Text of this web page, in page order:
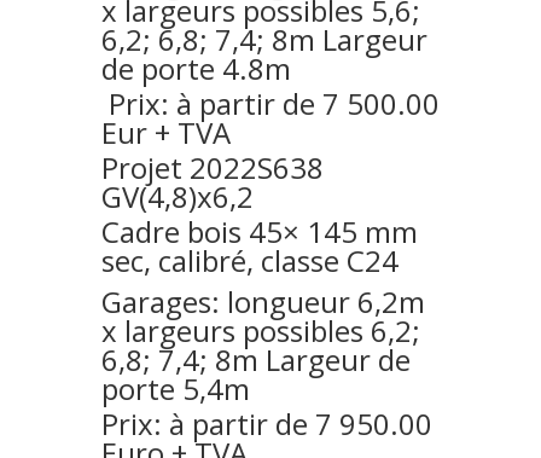
x largeurs possibles 5,6;
6,2; 6,8; 7,4; 8m Largeur
de porte 4.8m
Prix: à partir de 7 500.00
Eur + TVA
Projet 2022S638
GV(4,8)x6,2
Cadre bois 45× 145 mm
sec, calibré, classe C24
Garages: longueur 6,2m
x largeurs possibles 6,2;
6,8; 7,4; 8m Largeur de
porte 5,4m
Prix: à partir de 7 950.00